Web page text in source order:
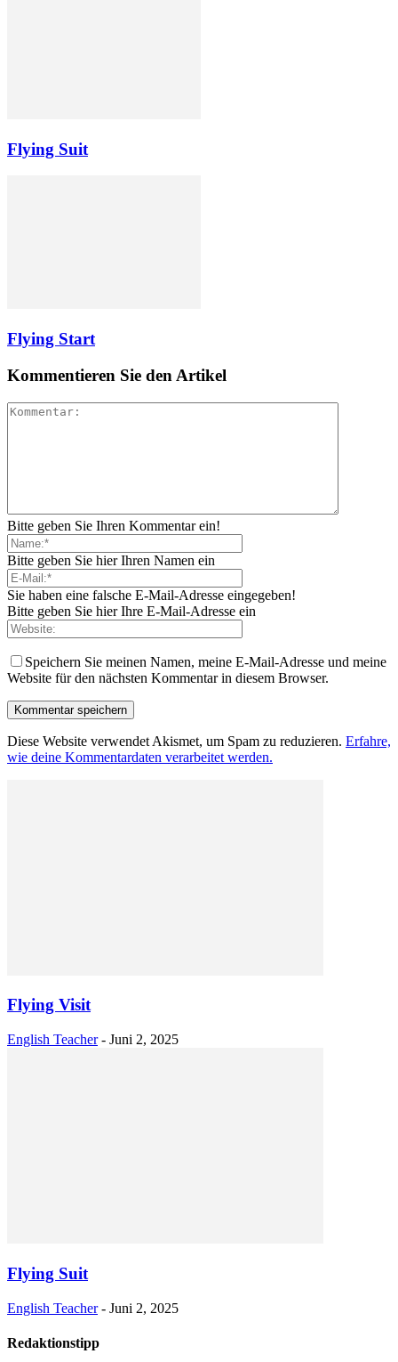
Flying Suit
Flying Start
Kommentieren Sie den Artikel
Bitte geben Sie Ihren Kommentar ein!
Bitte geben Sie hier Ihren Namen ein
Sie haben eine falsche E-Mail-Adresse eingegeben!
Bitte geben Sie hier Ihre E-Mail-Adresse ein
Speichern Sie meinen Namen, meine E-Mail-Adresse und meine
Website für den nächsten Kommentar in diesem Browser.
Diese Website verwendet Akismet, um Spam zu reduzieren. Erfahre,
wie deine Kommentardaten verarbeitet werden.
Flying Visit
English Teacher - Juni 2, 2025
Flying Suit
English Teacher - Juni 2, 2025
Redaktionstipp